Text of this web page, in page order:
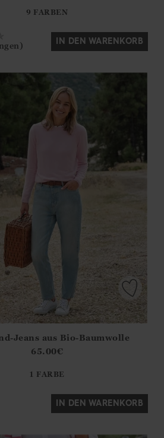
9 FARBEN
IN DEN WARENKORB
?? ""
Jeans aus Bio-Baumwolle
65.00€
1 FARBE
IN DEN WARENKORB